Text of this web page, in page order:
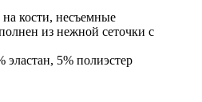
кости, несъемные
из нежной сеточки с
5% полиэстер